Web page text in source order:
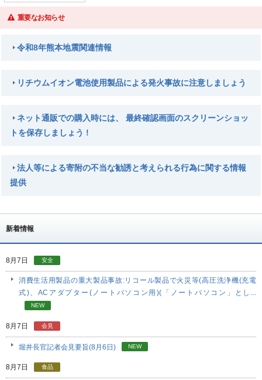
重要なお知らせ
令和8年熊本地震関連情報
リチウムイオン電池使用製品による発火事故に注意しましょう
ネット通販での購入時には、 最終確認画面のスクリーンショッ
トを保存しましょう !
法人等による寄附の不当な勧誘と考えられる行為に関する情報
提供
新着情報
8月7日 安全
消費生活用製品の重大製品事故:リコール製品で火災等(高圧洗浄機(充電
式)、ACアダプター(ノートパソコン用)(「ノートパソコン」とし...
NEW
8月7日 会見
堀井長官記者会見要旨(8月6日) NEW
8月7日 食品